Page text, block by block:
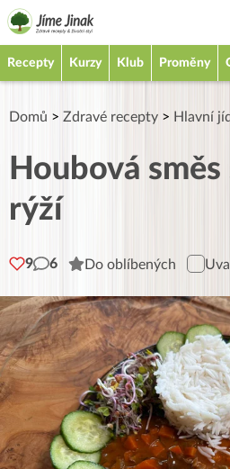
Recepty Kurzy Klub Proměny
Domů > Zdravé recepty > Hlavní
Houbová
rýží
9 6 Do oblíbených